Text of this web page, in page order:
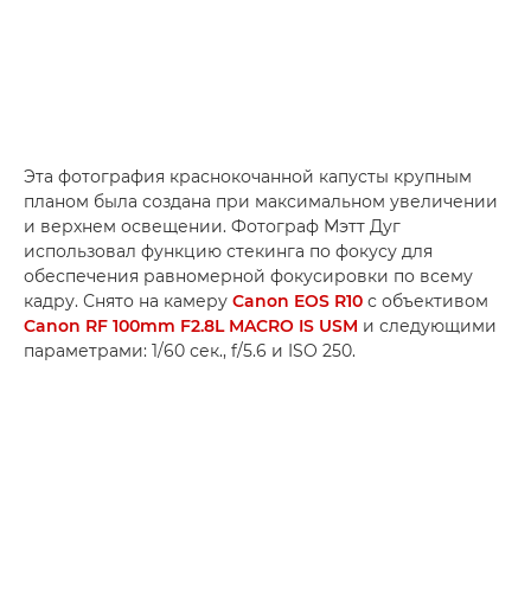
Эта фотография краснокочанной капусты крупным
планом была создана при максимальном увеличении
и верхнем освещении. Фотограф Мэтт Дуг
использовал функцию стекинга по фокусу для
обеспечения равномерной фокусировки по всему
кадру. Снято на камеру Canon EOS R10 с объективом
Canon RF 100mm F2.8L MACRO IS USM и следующими
параметрами: 1/60 сек., f/5.6 и ISO 250.